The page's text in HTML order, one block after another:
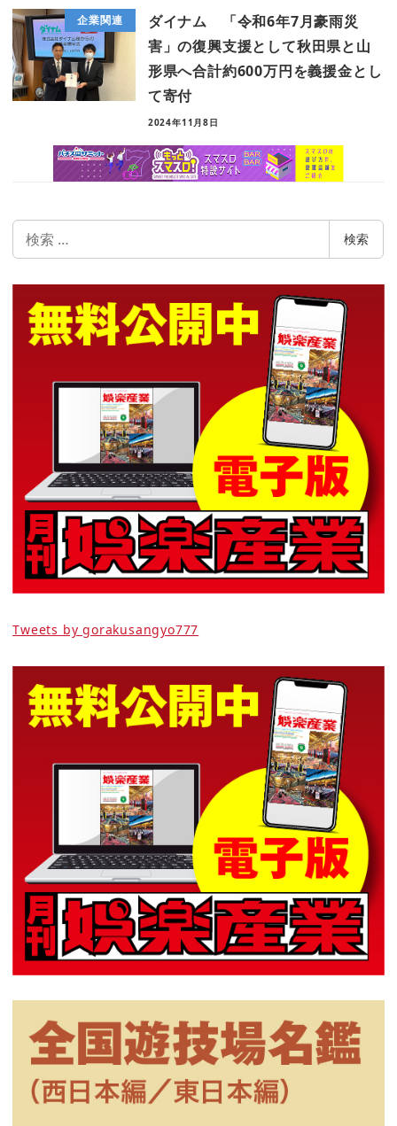
企業関連
ダイナム 「令和6年7月豪雨災
害」の復興支援として秋田県と山
形県へ合計約600万円を義援金とし
て寄付
2024年11月8日
索
検索
Tweets by gorakusangyo777